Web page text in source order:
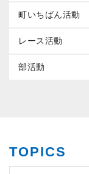
町いちばん活動
レース活動
部活動
TOPICS